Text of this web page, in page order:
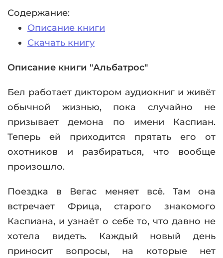
Содержание:
Описание книги
Скачать книгу
Описание книги "Альбатрос"
Бел работает диктором аудиокниг и живёт
обычной жизнью, пока случайно не
призывает демона по имени Каспиан.
Теперь ей приходится прятать его от
охотников и разбираться, что вообще
произошло.
Поездка в Вегас меняет всё. Там она
встречает Фрица, старого знакомого
Каспиана, и узнаёт о себе то, что давно не
хотела видеть. Каждый новый день
приносит вопросы, на которые нет